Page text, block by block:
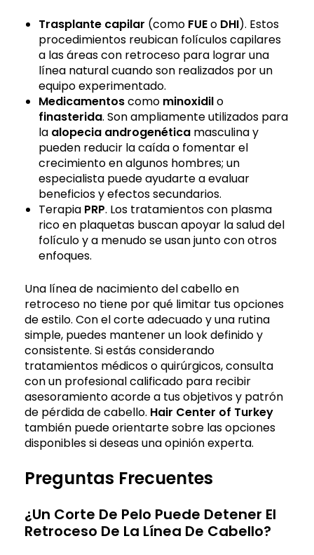
Trasplante capilar (como FUEo DHI). Estos
procedimientos reubican folículos capilares
a las áreas con retroceso para lograr una
línea natural cuando son realizados por un
equipo experimentado.
Medicamentoscomo minoxidilo
finasterida. Son ampliamente utilizados para
la alopecia androgenética masculina y
pueden reducir la caída o fomentar el
crecimiento en algunos hombres; un
especialista puede ayudarte a evaluar
beneficios y efectos secundarios.
Terapia PRP. Los tratamientos con plasma
rico en plaquetas buscan apoyar la salud del
folículo y a menudo se usan junto con otros
enfoques.
Una línea de nacimiento del cabello en
retroceso no tiene por qué limitar tus opciones
de estilo. Con el corte adecuado y una rutina
simple, puedes mantener un look definido y
consistente. Si estás considerando
tratamientos médicos o quirúrgicos, consulta
con un profesional calificado para recibir
asesoramiento acorde a tus objetivos y patrón
de pérdida de cabello. Hair Center of Turkey
también puede orientarte sobre las opciones
disponibles si deseas una opinión experta.
Preguntas Frecuentes
¿Un Corte De Pelo Puede Detener El
Retroceso De La Línea De Cabello?